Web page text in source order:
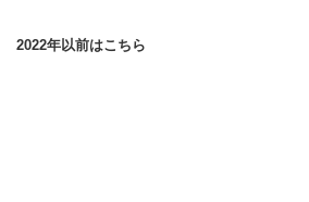
2022年以前はこちら